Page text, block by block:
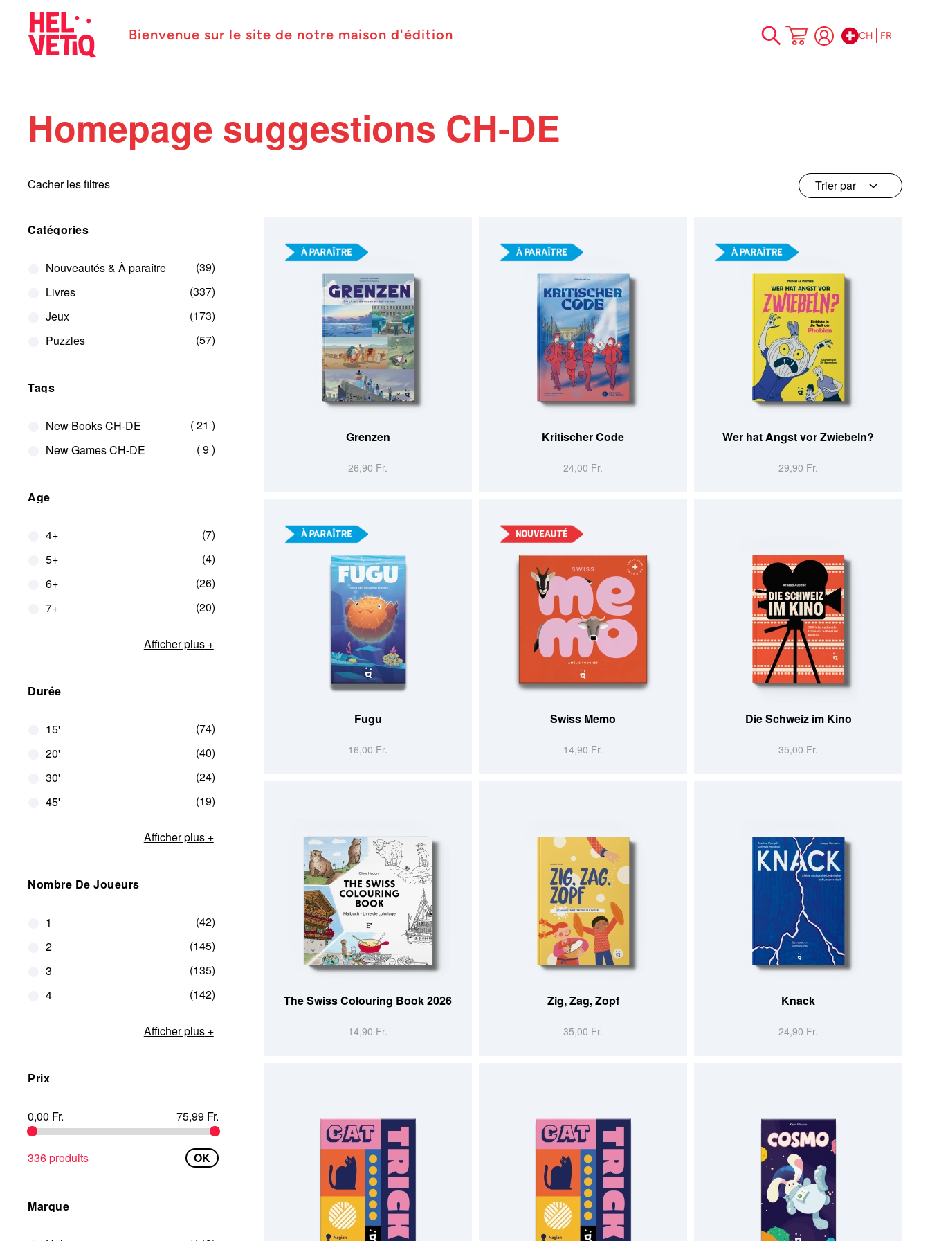
Bienvenue sur le site de notre maison d'édition
Allez
CH FR
Homepage suggestions CH-DE
PRÉCOMMANDER
Grenzen
26,90 Fr.
PRÉCOMMANDER
Kritischer Code
24,00 Fr.
PRÉCOMMANDER
Wer hat Angst vor Zwiebeln?
29,90 Fr.
PRÉCOMMANDER
Fugu
16,00 Fr.
AJOUTER AU PANIER
Swiss Memo
14,90 Fr.
AJOUTER AU PANIER
Die Schweiz im Kino
35,00 Fr.
AJOUTER AU PANIER
The Swiss Colouring Book 2026
14,90 Fr.
AJOUTER AU PANIER
Zig, Zag, Zopf
35,00 Fr.
AJOUTER AU PANIER
Knack
24,90 Fr.
Cacher les filtres
Catégories
Nouveautés & À paraître
39
Livres
337
Jeux
173
Puzzles
57
Tags
New Books CH-DE 21 articles
New Games CH-DE
9articles
Age
4+
7
5+
4
6+
26
7+
20
Afficher plus
Durée
15'
74
20'
40
30'
24
45'
19
Afficher plus
Nombre De Joueurs
1
42
2
145
3
135
4
142
Afficher plus
Prix
0,00 Fr. 75,99 Fr.
336 produits OK
Marque